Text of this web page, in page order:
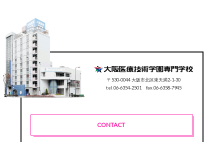
〒530-0044 大阪市北区東天満2-1-30
tel.06-6354-2501 fax.06-6358-7945
CONTACT